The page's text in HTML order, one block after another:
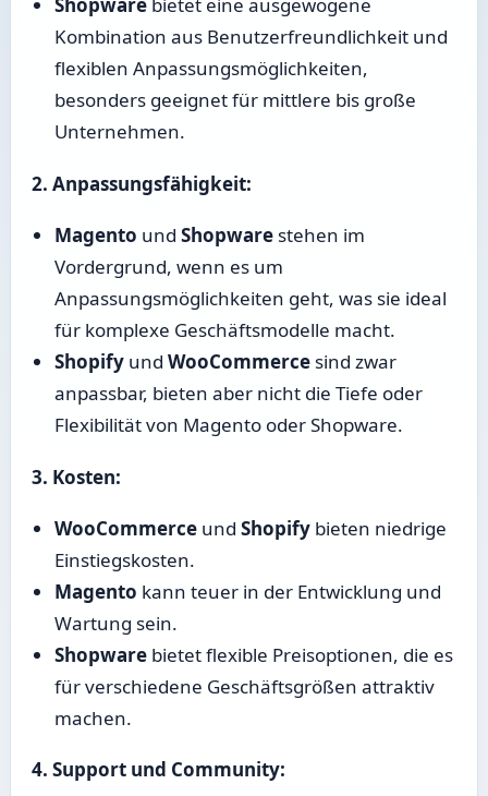
Shopwarebietet eine ausgewogene
Kombination aus Benutzerfreundlichkeit und
flexiblen Anpassungsmöglichkeiten,
besonders geeignet für mittlere bis große
Unternehmen.
2. Anpassungsfähigkeit:
Magento und Shopwarestehen im
Vordergrund, wenn es um
Anpassungsmöglichkeiten geht, was sie ideal
für komplexe Geschäftsmodelle macht.
Shopifyund WooCommercesind zwar
anpassbar, bieten aber nicht die Tiefe oder
Flexibilität von Magento oder Shopware.
3. Kosten:
WooCommerceund Shopifybieten niedrige
Einstiegskosten.
Magento kann teuer in der Entwicklung und
Wartung sein.
Shopwarebietet flexible Preisoptionen, die es
für verschiedene Geschäftsgrößen attraktiv
machen.
4. Support und Community: